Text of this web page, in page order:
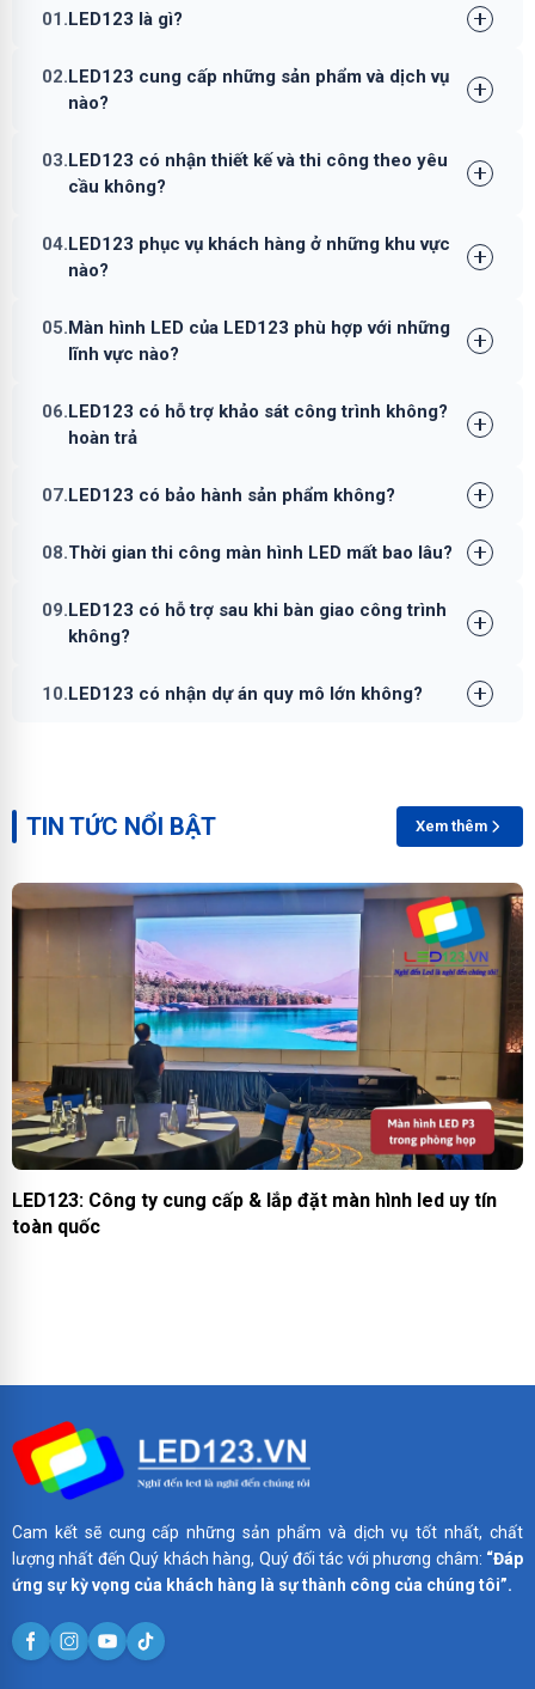
01.LED123 là gì?
02.LED123 cung cấp những sản phẩm và dịch vụ
nào?
03.LED123 có nhận thiết kế và thi công theo yêu
cầu không?
04.LED123 phục vụ khách hàng ở những khu vực
nào?
05.Màn hình LED của LED123 phù hợp với những
lĩnh vực nào?
06.LED123 có hỗ trợ khảo sát công trình không?
hoàn trả
07.LED123 có bảo hành sản phẩm không?
08.Thời gian thi công màn hình LED mất bao lâu?
09.LED123 có hỗ trợ sau khi bàn giao công trình
không?
10.LED123 có nhận dự án quy mô lớn không?
TIN TỨC NỔI BẬT Xem thêm
LED123: Công ty cung cấp & lắp đặt màn hình led uy tín
toàn quốc
Cam kết sẽ cung cấp những sản phẩm và dịch vụ tốt nhất, chất
lượng nhất đến Quý khách hàng, Quý đối tác với phương châm: “Đáp
ứng sự kỳ vọng của khách hàng là sự thành công của chúng tôi”.